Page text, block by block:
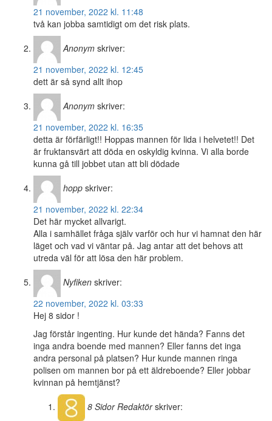
21 november, 2022 kl. 11:48
två kan jobba samtidigt om det risk plats.
Anonym skriver:
21 november, 2022 kl. 12:45
dett är så synd allt ihop
Anonym skriver:
21 november, 2022 kl. 16:35
detta är förfärligt!! Hoppas mannen för lida i helvetet!! Det
är fruktansvärt att döda en oskyldig kvinna. Vi alla borde
kunna gå till jobbet utan att bli dödade
hopp skriver:
21 november, 2022 kl. 22:34
Det här mycket allvarigt.
Alla i samhället fråga själv varför och hur vi hamnat den här
läget och vad vi väntar på. Jag antar att det behovs att
utreda väl för att lösa den här problem.
Nyfiken skriver:
22 november, 2022 kl. 03:33
Hej 8 sidor !
Jag förstår ingenting. Hur kunde det hända? Fanns det
inga andra boende med mannen? Eller fanns det inga
andra personal på platsen? Hur kunde mannen ringa
polisen om mannen bor på ett äldreboende? Eller jobbar
kvinnan på hemtjänst?
8 SidorRedaktör skriver: